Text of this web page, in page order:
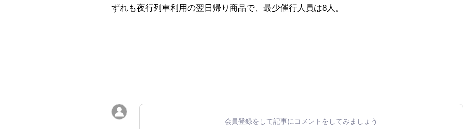
ずれも夜行列車利用の翌日帰り商品で、最少催行人員は8人。
会員登録をして記事にコメントをしてみましょう